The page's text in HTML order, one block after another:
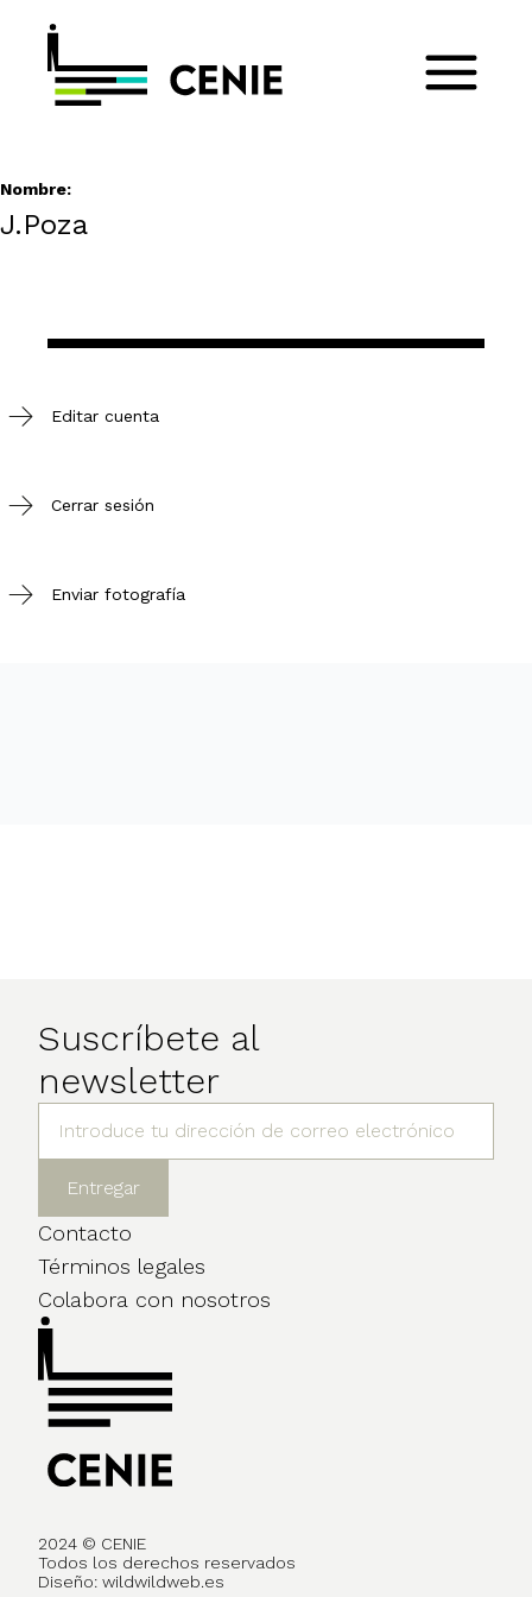
Nombre:
J.Poza
Editar cuenta
Cerrar sesión
Enviar fotografía
Suscríbete al
newsletter
Contacto
Términos legales
Colabora con nosotros
2024 © CENIE
Todos los derechos reservados
Diseño: wildwildweb.es